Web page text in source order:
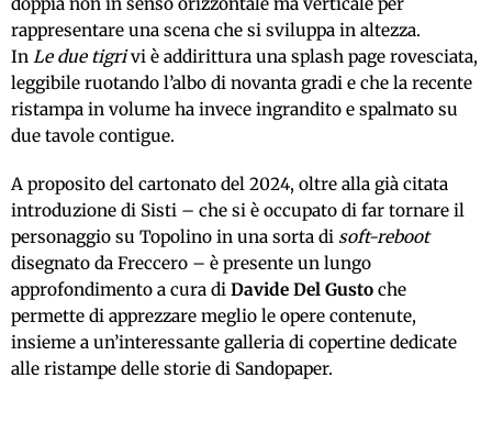
rappresentare una scena che si sviluppa in altezza.
In Le due tigrivi è addirittura una splash page rovesciata,
leggibile ruotando l’albo di novanta gradi e che la recente
ristampa in volume ha invece ingrandito e spalmato su
due tavole contigue.
A proposito del cartonato del 2024, oltre alla già citata
introduzione di Sisti – che si è occupato di far tornare il
personaggio su Topolino in una sorta di soft-reboot
disegnato da Freccero – è presente un lungo
approfondimento a cura di Davide Del Gusto che
permette di apprezzare meglio le opere contenute,
insieme a un’interessante galleria di copertine dedicate
alle ristampe delle storie di Sandopaper.